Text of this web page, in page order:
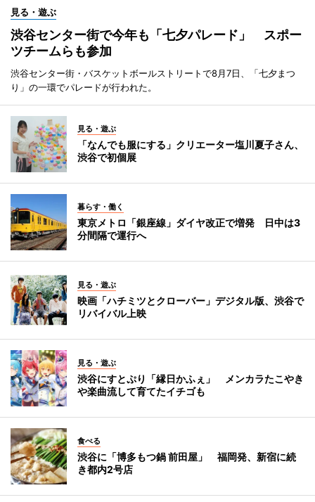
見る・遊ぶ
渋谷センター街で今年も「七夕パレード」 スポー
ツチームらも参加
渋谷センター街・バスケットボールストリートで8月7日、「七夕まつ
り」の一環でパレードが行われた。
見る・遊ぶ
「なんでも服にする」クリエーター塩川夏子さん、
渋谷で初個展
暮らす・働く
東京メトロ「銀座線」ダイヤ改正で増発 日中は3
分間隔で運行へ
見る・遊ぶ
映画「ハチミツとクローバー」デジタル版、渋谷で
リバイバル上映
見る・遊ぶ
渋谷にすとぷり「縁日かふぇ」 メンカラたこやき
や楽曲流して育てたイチゴも
食べる
渋谷に「博多もつ鍋 前田屋」 福岡発、新宿に続
き都内2号店